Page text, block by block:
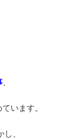
います。
、